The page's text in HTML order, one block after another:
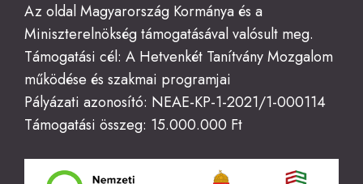
Az oldal Magyarország Kormánya és a
Miniszterelnökség támogatásával valósult meg.
Támogatási cél: A Hetvenkét Tanítvány Mozgalom
működése és szakmai programjai
Pályázati azonosító: NEAE-KP-1-2021/1-000114
Támogatási összeg: 15.000.000 Ft